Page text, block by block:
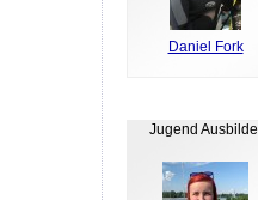
Daniel Fork
Jugend